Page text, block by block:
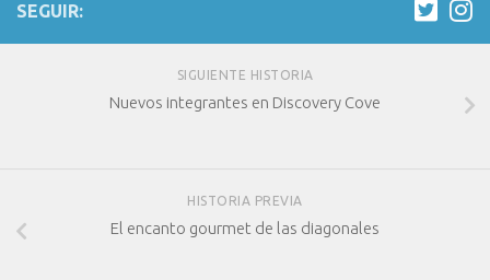
SEGUIR:
SIGUIENTE HISTORIA
Nuevos integrantes en Discovery Cove
HISTORIA PREVIA
El encanto gourmet de las diagonales